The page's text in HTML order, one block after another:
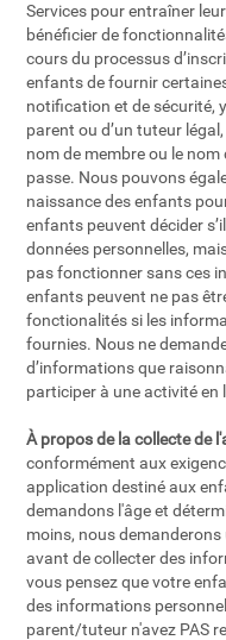
Services pour entraîner
bénéficier de
cours du processus
enfants de fournir
notification et de sécurité,
parent ou d’un tuteur
nom de membre ou le
passe. Nous pouvons
naissance des enfants
enfants peuvent décider
données personnelles,
pas fonctionner sans ces
enfants peuvent ne pas
fonctionalités si les
fournies. Nous ne
d’informations que
participer à une activité en
À propos de la collecte de
conformément aux
application destiné aux
demandons l'âge et
moins, nous
avant de collecter des
vous pensez que votre
des informations
parent/tuteur n'avez PAS